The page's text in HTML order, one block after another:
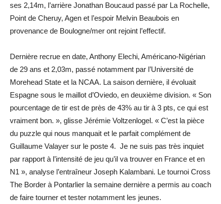
ses 2,14m, l’arrière Jonathan Boucaud passé par La Rochelle,
Point de Cheruy, Agen et l’espoir Melvin Beaubois en
provenance de Boulogne/mer ont rejoint l’effectif.
Dernière recrue en date, Anthony Elechi, Américano-Nigérian
de 29 ans et 2,03m, passé notamment par l’Université de
Morehead State et la NCAA. La saison dernière, il évoluait
Espagne sous le maillot d’Oviedo, en deuxième division. « Son
pourcentage de tir est de près de 43% au tir à 3 pts, ce qui est
vraiment bon. », glisse Jérémie Voltzenlogel. « C’est la pièce
du puzzle qui nous manquait et le parfait complément de
Guillaume Valayer sur le poste 4. Je ne suis pas très inquiet
par rapport à l’intensité de jeu qu’il va trouver en France et en
N1 », analyse l’entraîneur Joseph Kalambani. Le tournoi Cross
The Border à Pontarlier la semaine dernière a permis au coach
de faire tourner et tester notamment les jeunes.